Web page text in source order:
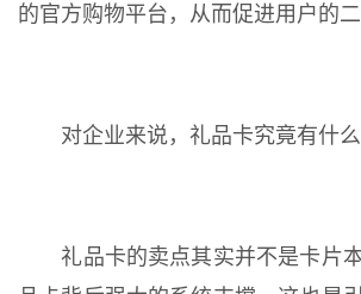
的官方购物平台，从而促进用户的二
对企业来说，礼品卡究竟有什么
礼品卡的卖点其实并不是卡片